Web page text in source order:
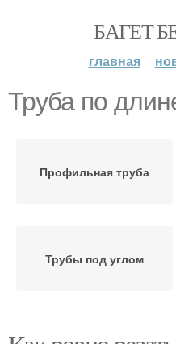
БАГЕТ
главная
Труба по
Профильная труба
Трубы под углом